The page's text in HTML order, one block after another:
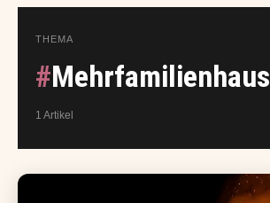
THEMA
#Mehrfamilienhaus
1 Artikel